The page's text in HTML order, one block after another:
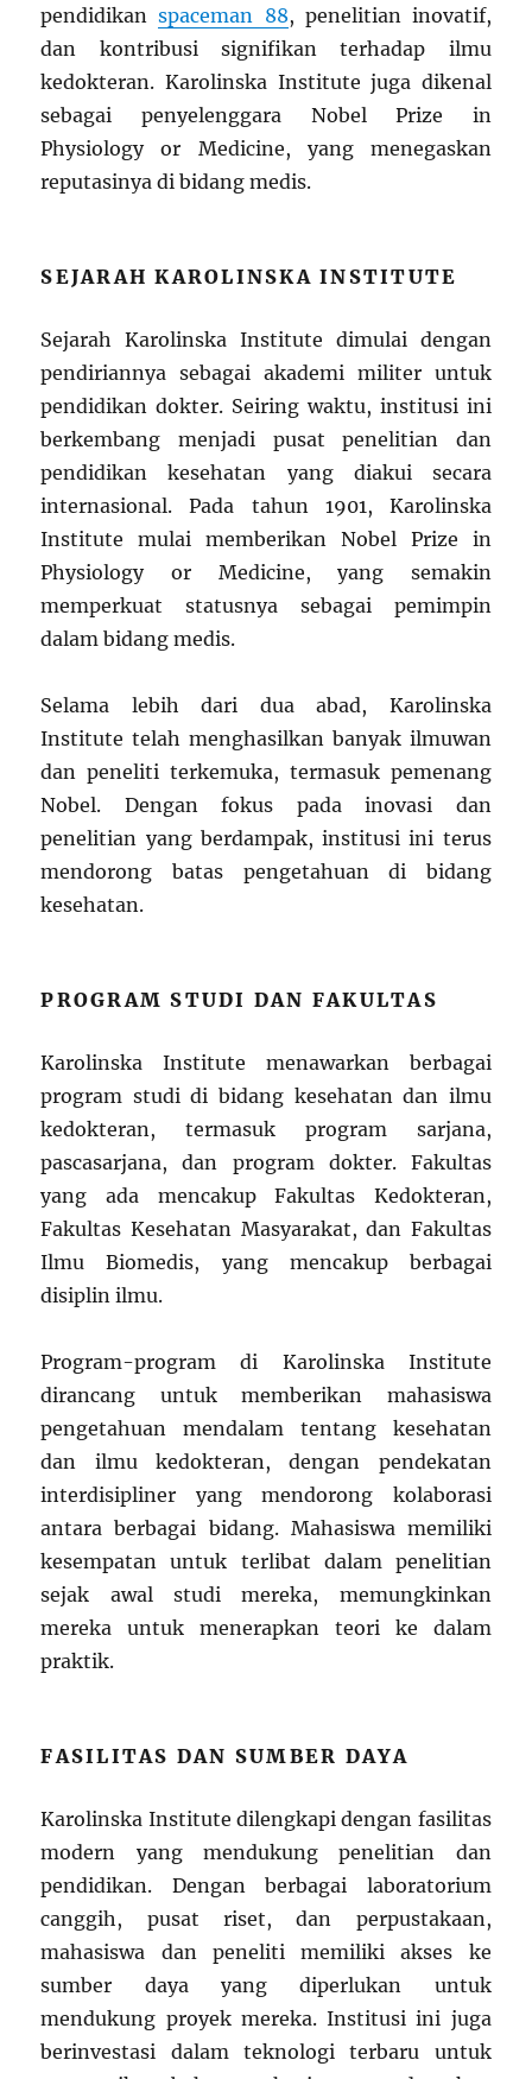
pendidikanspaceman 88, penelitian inovatif,
dan kontribusi signifikan terhadap ilmu
kedokteran. Karolinska Institute juga dikenal
sebagai penyelenggara Nobel Prize in
Physiology or Medicine, yang menegaskan
reputasinya di bidang medis.
SEJARAH KAROLINSKA INSTITUTE
Sejarah Karolinska Institute dimulai dengan
pendiriannya sebagai akademi militer untuk
pendidikan dokter. Seiring waktu, institusi ini
berkembang menjadi pusat penelitian dan
pendidikan kesehatan yang diakui secara
internasional. Pada tahun 1901, Karolinska
Institute mulai memberikan Nobel Prize in
Physiology or Medicine, yang semakin
memperkuat statusnya sebagai pemimpin
dalam bidang medis.
Selama lebih dari dua abad, Karolinska
Institute telah menghasilkan banyak ilmuwan
dan peneliti terkemuka, termasuk pemenang
Nobel. Dengan fokus pada inovasi dan
penelitian yang berdampak, institusi ini terus
mendorong batas pengetahuan di bidang
kesehatan.
PROGRAM STUDI DAN FAKULTAS
Karolinska Institute menawarkan berbagai
program studi di bidang kesehatan dan ilmu
kedokteran, termasuk program sarjana,
pascasarjana, dan program dokter. Fakultas
yang ada mencakup Fakultas Kedokteran,
Fakultas Kesehatan Masyarakat, dan Fakultas
Ilmu Biomedis, yang mencakup berbagai
disiplin ilmu.
Program-program di Karolinska Institute
dirancang untuk memberikan mahasiswa
pengetahuan mendalam tentang kesehatan
dan ilmu kedokteran, dengan pendekatan
interdisipliner yang mendorong kolaborasi
antara berbagai bidang. Mahasiswa memiliki
kesempatan untuk terlibat dalam penelitian
sejak awal studi mereka, memungkinkan
mereka untuk menerapkan teori ke dalam
praktik.
FASILITAS DAN SUMBER DAYA
Karolinska Institute dilengkapi dengan fasilitas
modern yang mendukung penelitian dan
pendidikan. Dengan berbagai laboratorium
canggih, pusat riset, dan perpustakaan,
mahasiswa dan peneliti memiliki akses ke
sumber daya yang diperlukan untuk
mendukung proyek mereka. Institusi ini juga
berinvestasi dalam teknologi terbaru untuk